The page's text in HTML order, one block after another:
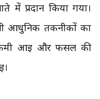
में प्रदान किया गया।
आधुनिक तकनीकों का
कमी आई और फसल की